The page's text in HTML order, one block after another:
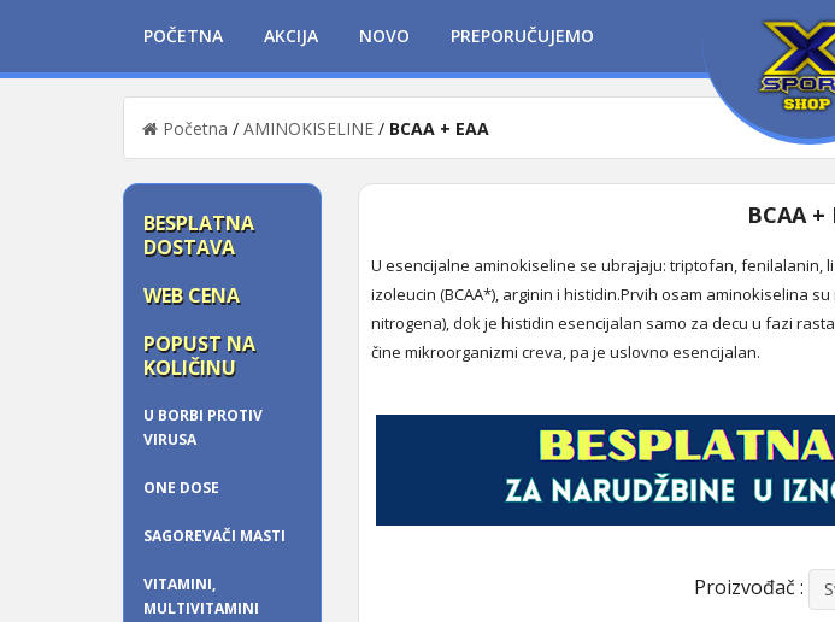
POČETNA AKCIJA NOVO PREPORUČUJEMO
Početna / AMINOKISELINE / BCAA + EAA
BESPLATNA
DOSTAVA
WEB CENA
POPUST NA
KOLIČINU
U BORBI PROTIV
VIRUSA
ONE DOSE
SAGOREVAČI MASTI
VITAMINI,
MULTIVITAMINI
BCAA +
U esencijalne aminokiseline se ubrajaju: triptofan, fenilalanin,
izoleucin (BCAA*), arginin i histidin.Prvih osam aminokiselina
nitrogena), dok je histidin esencijalan samo za decu u fazi
čine mikroorganizmi creva, pa je uslovno esencijalan.
Proizvođač :